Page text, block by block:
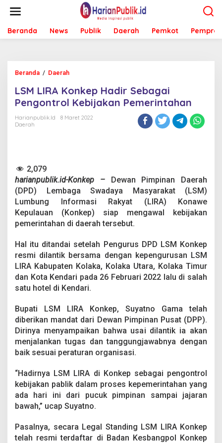
t
Beranda News Publik Daerah Pemkot Pemprov
Beranda / Daerah
M
R
p
H
a
d
i
r
e
b
a
g
a
i
e
n
g
o
n
t
K
e
b
a
k
LSM LIRA Konkep Hadir Sebagai
Pengontrol Kebijakan Pemerintahan
Harianpublik.id
8 Maret 2022
Daerah
2,079
harianpublik.id-Konkep –
Dewan Pimpinan Daerah
(DPD) Lembaga Swadaya Masyarakat (LSM)
Lumbung Informasi Rakyat (LIRA) Konawe
Kepulauan (Konkep) siap mengawal kebijakan
pemerintahan di daerah tersebut.
Hal itu ditandai setelah Pengurus DPD LSM Konkep
resmi dilantik bersama dengan kepengurusan LSM
LIRA Kabupaten Kolaka, Kolaka Utara, Kolaka Timur
dan Kota Kendari pada 26 Februari 2022 lalu di salah
satu hotel di Kendari.
Bupati LSM LIRA Konkep, Suyatno Gama telah
diberikan mandat dari Dewan Pimpinan Pusat (DPP).
Dirinya menyampaikan bahwa usai dilantik ia akan
menjalankan tugas dan tanggungjawabnya dengan
baik sesuai peraturan organisasi.
“Hadirnya LSM LIRA di Konkep sebagai pengontrol
kebijakan pablik dalam proses kepemerintahan yang
ada hari ini dari pucuk pimpinan sampai jajaran
bawah,” ucap Suyatno.
Pasalnya, secara Legal Standing LSM LIRA Konkep
telah resmi terdaftar di Badan Kesbangpol Konkep